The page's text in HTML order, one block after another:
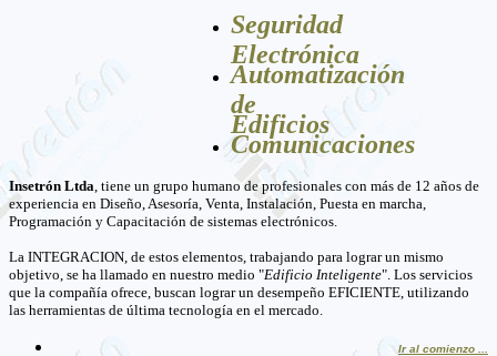
Seguridad
Electrónica
Automatización
de
Edificios
Comunicaciones
Insetrón Ltda, tiene un grupo humano de profesionales con más de 12 años de
experiencia en Diseño, Asesoría, Venta, Instalación, Puesta en marcha,
Programación y Capacitación de sistemas electrónicos.
La INTEGRACION, de estos elementos, trabajando para lograr un mismo
objetivo, se ha llamado en nuestro medio "Edificio Inteligente". Los servicios
que la compañía ofrece, buscan lograr un desempeño EFICIENTE, utilizando
las herramientas de última tecnología en el mercado.
Ir al comienzo ...